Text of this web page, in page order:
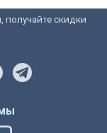
скидки